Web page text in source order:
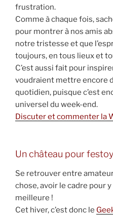
frustration.
Comme à chaque fois,
pour montrer à nos amis
notre tristesse et que
toujours, en tous lieux et
C’est aussi fait pour
voudraient mettre encore
quotidien, puisque c’est
universel du week-end.
Discuter et commenter la
Un château pour
Se retrouver entre
chose, avoir le cadre pour y
meilleure !
Cet hiver, c’est donc le